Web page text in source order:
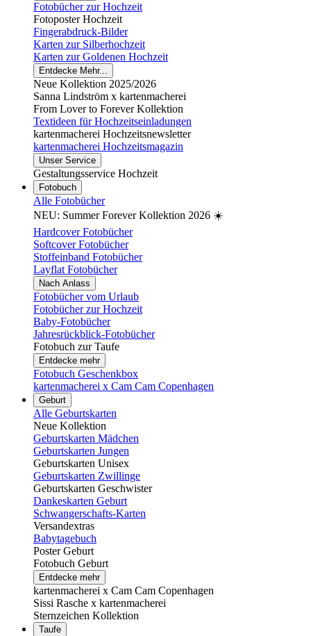
Fotobücher zur Hochzeit
Fotoposter Hochzeit
Fingerabdruck-Bilder
Karten zur Silberhochzeit
Karten zur Goldenen Hochzeit
Entdecke Mehr...
Neue Kollektion 2025/2026
Sanna Lindström x kartenmacherei
From Lover to Forever Kollektion
Textideen für Hochzeitseinladungen
kartenmacherei Hochzeitsnewsletter
kartenmacherei Hochzeitsmagazin
Unser Service
Gestaltungsservice Hochzeit
Fotobuch
Alle Fotobücher
NEU: Summer Forever Kollektion 2026 ☀️
Hardcover Fotobücher
Softcover Fotobücher
Stoffeinband Fotobücher
Layflat Fotobücher
Nach Anlass
Fotobücher vom Urlaub
Fotobücher zur Hochzeit
Baby-Fotobücher
Jahresrückblick-Fotobücher
Fotobuch zur Taufe
Entdecke mehr
Fotobuch Geschenkbox
kartenmacherei x Cam Cam Copenhagen
Geburt
Alle Geburtskarten
Neue Kollektion
Geburtskarten Mädchen
Geburtskarten Jungen
Geburtskarten Unisex
Geburtskarten Zwillinge
Geburtskarten Geschwister
Dankeskarten Geburt
Schwangerschafts-Karten
Versandextras
Babytagebuch
Poster Geburt
Fotobuch Geburt
Entdecke mehr
kartenmacherei x Cam Cam Copenhagen
Sissi Rasche x kartenmacherei
Sternzeichen Kollektion
Taufe